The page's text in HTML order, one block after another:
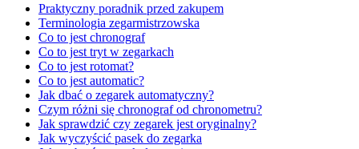
Praktyczny poradnik przed zakupem
Terminologia zegarmistrzowska
Co to jest chronograf
Co to jest tryt w zegarkach
Co to jest rotomat?
Co to jest automatic?
Jak dbać o zegarek automatyczny?
Czym różni się chronograf od chronometru?
Jak sprawdzić czy zegarek jest oryginalny?
Jak wyczyścić pasek do zegarka